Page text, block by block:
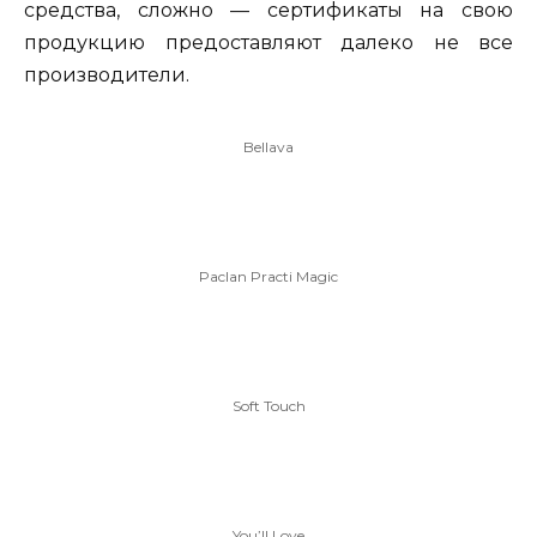
средства, сложно — сертификаты на свою
продукцию предоставляют далеко не все
производители.
Bellava
Paclan Practi Magic
Soft Touch